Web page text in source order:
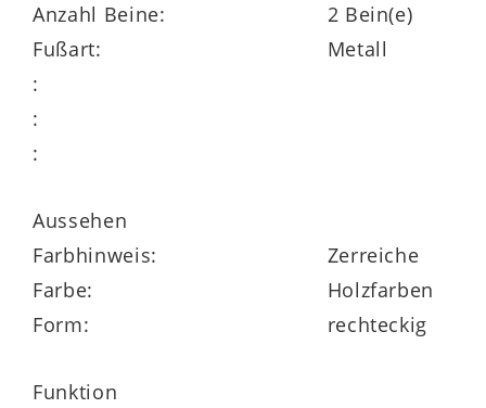
Anzahl Beine:
2 Bein(e)
Fußart:
Metall
:
:
:
Aussehen
Farbhinweis:
Zerreiche
Farbe:
Holzfarben
Form:
rechteckig
Funktion